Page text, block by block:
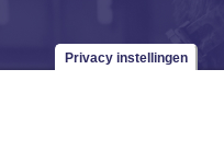
Privacy instellingen